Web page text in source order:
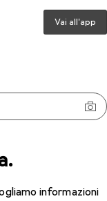
informazioni
Vai all'app
N. 771